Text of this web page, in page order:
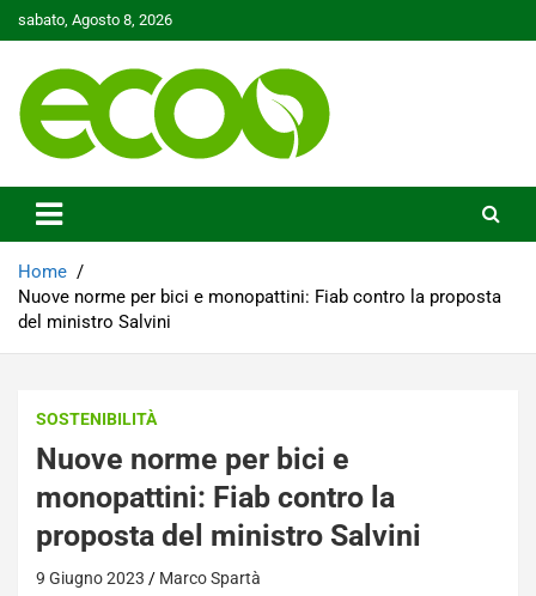
to
sabato, Agosto 8, 2026
Ecoo.it
Home
Nuove norme per bici e monopattini: Fiab contro la proposta
del ministro Salvini
SOSTENIBILITÀ
Nuove norme per bici e
monopattini: Fiab contro la
proposta del ministro Salvini
9 Giugno 2023 Marco Spartà